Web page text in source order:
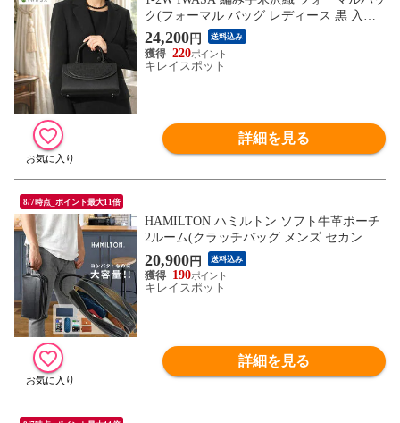
ク(フォーマル バッグ レディース 黒 入学
式 慶弔 両用 結婚式 葬式 葬儀)
24,200円 送料込み
220
キレイスポット
詳細を見る
8/7時点_ポイント最大11倍
HAMILTON ハミルトン ソフト牛革ポーチ
2ルーム(クラッチバッグ メンズ セカンド
バッグ 本革 バッグ カバン 鞄 黒 持ち手)
20,900円 送料込み
190
キレイスポット
詳細を見る